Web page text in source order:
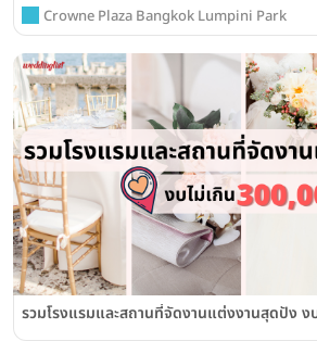
Crowne Plaza Bangkok Lumpini Park
รวมโรงแรมและสถานที่จัดงานแต่งงานสุดปัง ง